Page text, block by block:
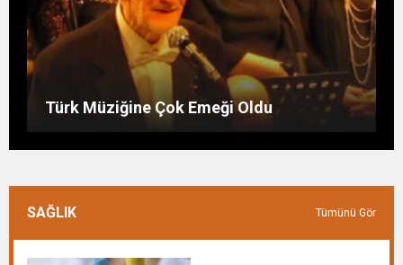
Günün hikayesi: Kilerdeki un
Türk Müziğine Çok Emeği Oldu Hocanın Bir Gün
Bu Burçlar Paraya Para Demeyecek
SAĞLIK Tümünü Gör